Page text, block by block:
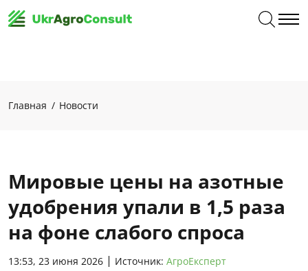
Главная Новости
Мировые цены на азотные
удобрения упали в 1,5 раза
на фоне слабого спроса
13:53, 23 июня 2026 Источник: АгроЕксперт